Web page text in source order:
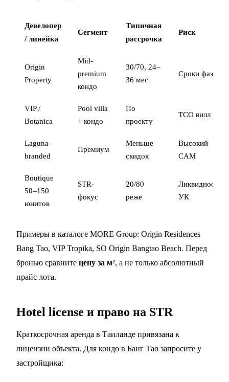
Девелопер
/ линейка
Сегмент
Типичная
рассрочка
Риск
Origin
Property
Mid-
premium
кондо
30/70, 24–
36 мес
Сроки фазы
VIP /
Botanica
Pool villa
+ кондо
По
проекту
TCO вилл
Laguna-
branded
Премиум
Меньше
скидок
Высокий
CAM
Boutique
50–150
юнитов
STR-
фокус
20/80
реже
Ликвидность
УК
Примеры в каталоге MORE Group: Origin Residences
Bang Tao, VIP Tropika, SO Origin Bangtao Beach. Перед
бронью сравните цену за м², а не только абсолютный
прайс лота.
Hotel license и право на STR
Краткосрочная аренда в Таиланде привязана к
лицензии объекта. Для кондо в Банг Тао запросите у
застройщика: